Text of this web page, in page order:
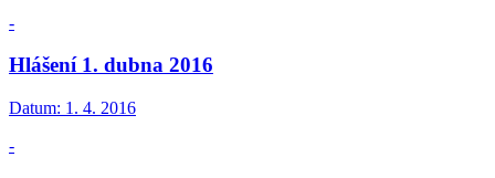
-
Hlášení 1. dubna 2016
Datum: 1. 4. 2016
-